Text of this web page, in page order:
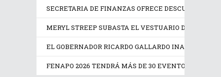
SECRETARIA DE FINANZAS OFRECE DESCUENTOS
MERYL STREEP SUBASTA EL VESTUARIO DE ‘EL
EL GOBERNADOR RICARDO GALLARDO INAUGURA
FENAPO 2026 TENDRÁ MÁS DE 30 EVENTOS